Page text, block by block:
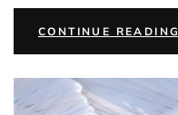
CONTINUE READING